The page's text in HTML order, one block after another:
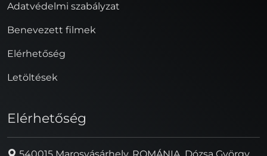
Adatvédelmi szabályzat
Benevezett filmek
Elérhetőség
Letöltések
Elérhetőség